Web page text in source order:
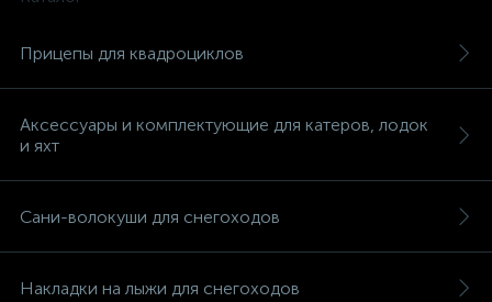
Прицепы для квадроциклов
Аксессуары и комплектующие для катеров, лодок
и яхт
Сани-волокуши для снегоходов
Накладки на лыжи для снегоходов